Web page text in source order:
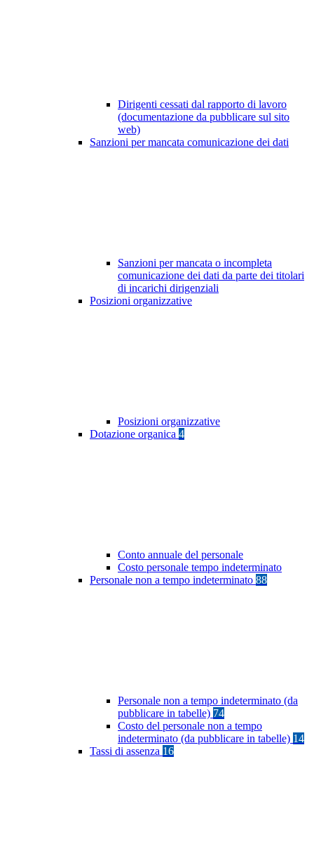
Dirigenti cessati dal rapporto di lavoro
(documentazione da pubblicare sul sito
web)
Sanzioni per mancata comunicazione dei dati
Sanzioni per mancata o incompleta
comunicazione dei dati da parte dei titolari
di incarichi dirigenziali
Posizioni organizzative
Posizioni organizzative
Dotazione organica 4
Conto annuale del personale
Costo personale tempo indeterminato
Personale non a tempo indeterminato 88
Personale non a tempo indeterminato (da
pubblicare in tabelle) 74
Costo del personale non a tempo
indeterminato (da pubblicare in tabelle) 14
Tassi di assenza 16